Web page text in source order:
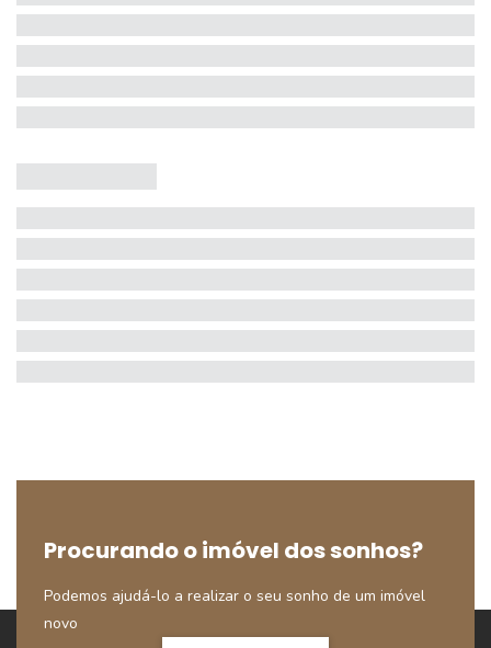
Procurando o imóvel dos sonhos?
Podemos ajudá-lo a realizar o seu sonho de um imóvel
novo